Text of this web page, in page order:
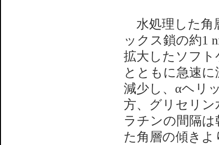
水処理した角
ックス鎖の約1
拡大したソフト
とともに急速
減少し、αヘリ
方、グリセリ
ラチンの間隔
た角層の傾き